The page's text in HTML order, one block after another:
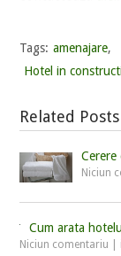
Tags: amenajare,
Hotel in
Related Posts
Niciun
Cum arata
Niciun comentariu